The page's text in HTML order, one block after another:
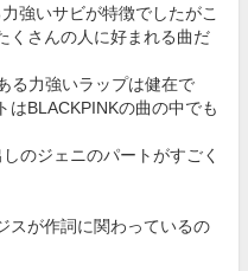
強いサビが特徴でしたがこ
くさんの人に好まれる曲だ
る力強いラップは健在で
はBLACKPINKの曲の中でも
のジェニのパートがすごく
スが作詞に関わっているの